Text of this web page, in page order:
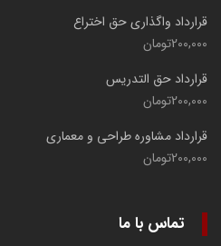
قرارداد واگذاری حق اختراع
200,000تومان
قرارداد حق التدریس
200,000تومان
قرارداد مشاوره طراحی و معماری
200,000تومان
تماس با ما